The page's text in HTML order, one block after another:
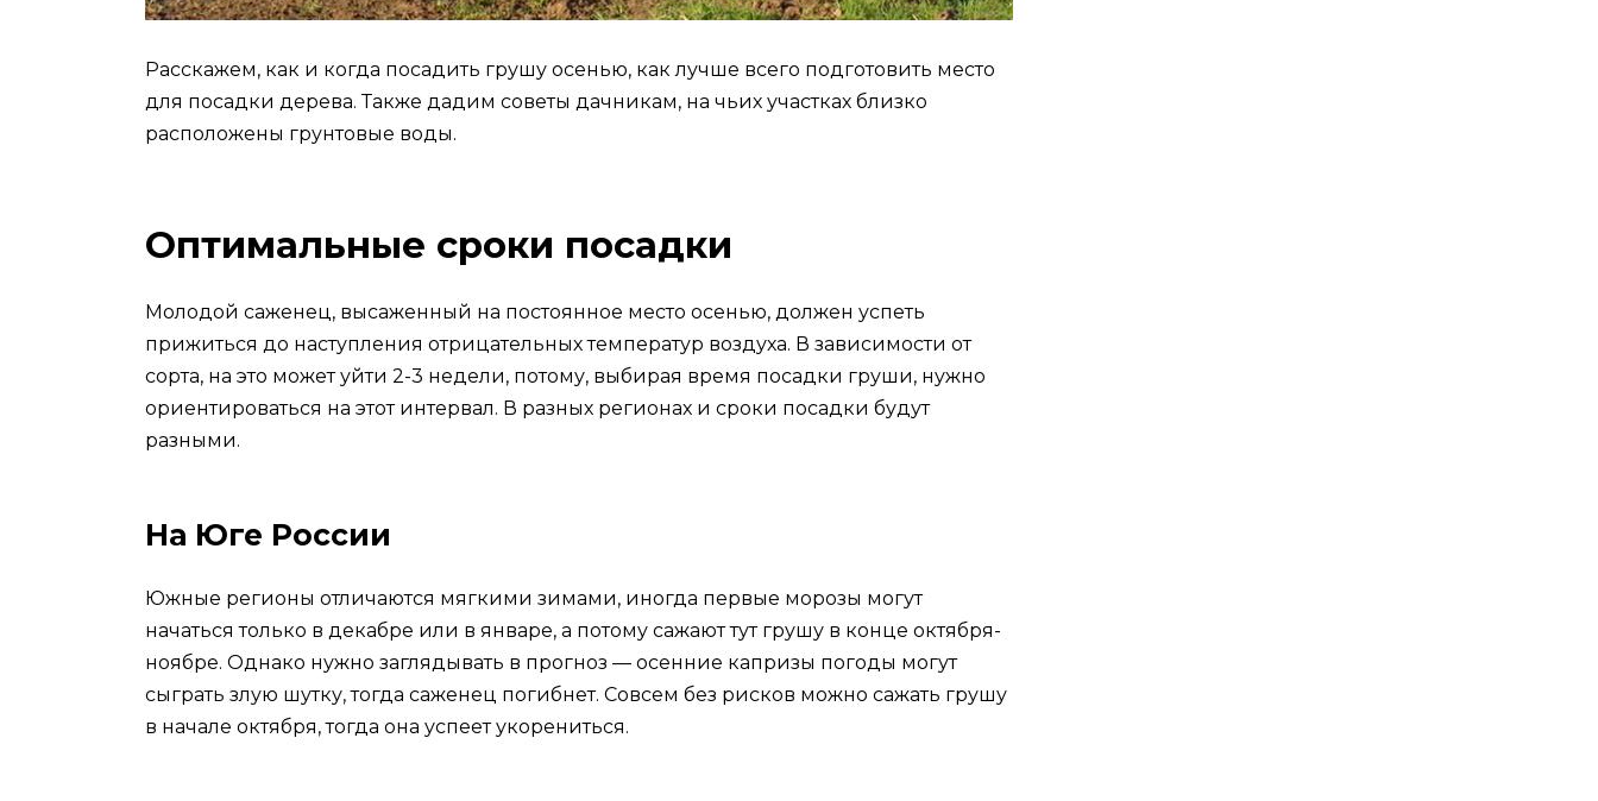
Расскажем, как и когда посадить грушу осенью, как лучше всего подготовить место
для посадки дерева. Также дадим советы дачникам, на чьих участках близко
расположены грунтовые воды.
Оптимальные сроки посадки
Молодой саженец, высаженный на постоянное место осенью, должен успеть
прижиться до наступления отрицательных температур воздуха. В зависимости от
сорта, на это может уйти 2-3 недели, потому, выбирая время посадки груши, нужно
ориентироваться на этот интервал. В разных регионах и сроки посадки будут
разными.
На Юге России
Южные регионы отличаются мягкими зимами, иногда первые морозы могут
начаться только в декабре или в январе, а потому сажают тут грушу в конце октября-
ноябре. Однако нужно заглядывать в прогноз — осенние капризы погоды могут
сыграть злую шутку, тогда саженец погибнет. Совсем без рисков можно сажать грушу
в начале октября, тогда она успеет укорениться.